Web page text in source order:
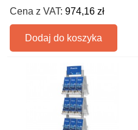
Cena z VAT:974,16 zł
Dodaj do koszyka